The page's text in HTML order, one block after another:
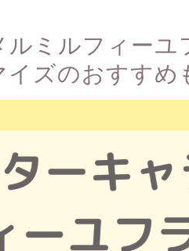
ミルフィーユ
ズのおすすめ